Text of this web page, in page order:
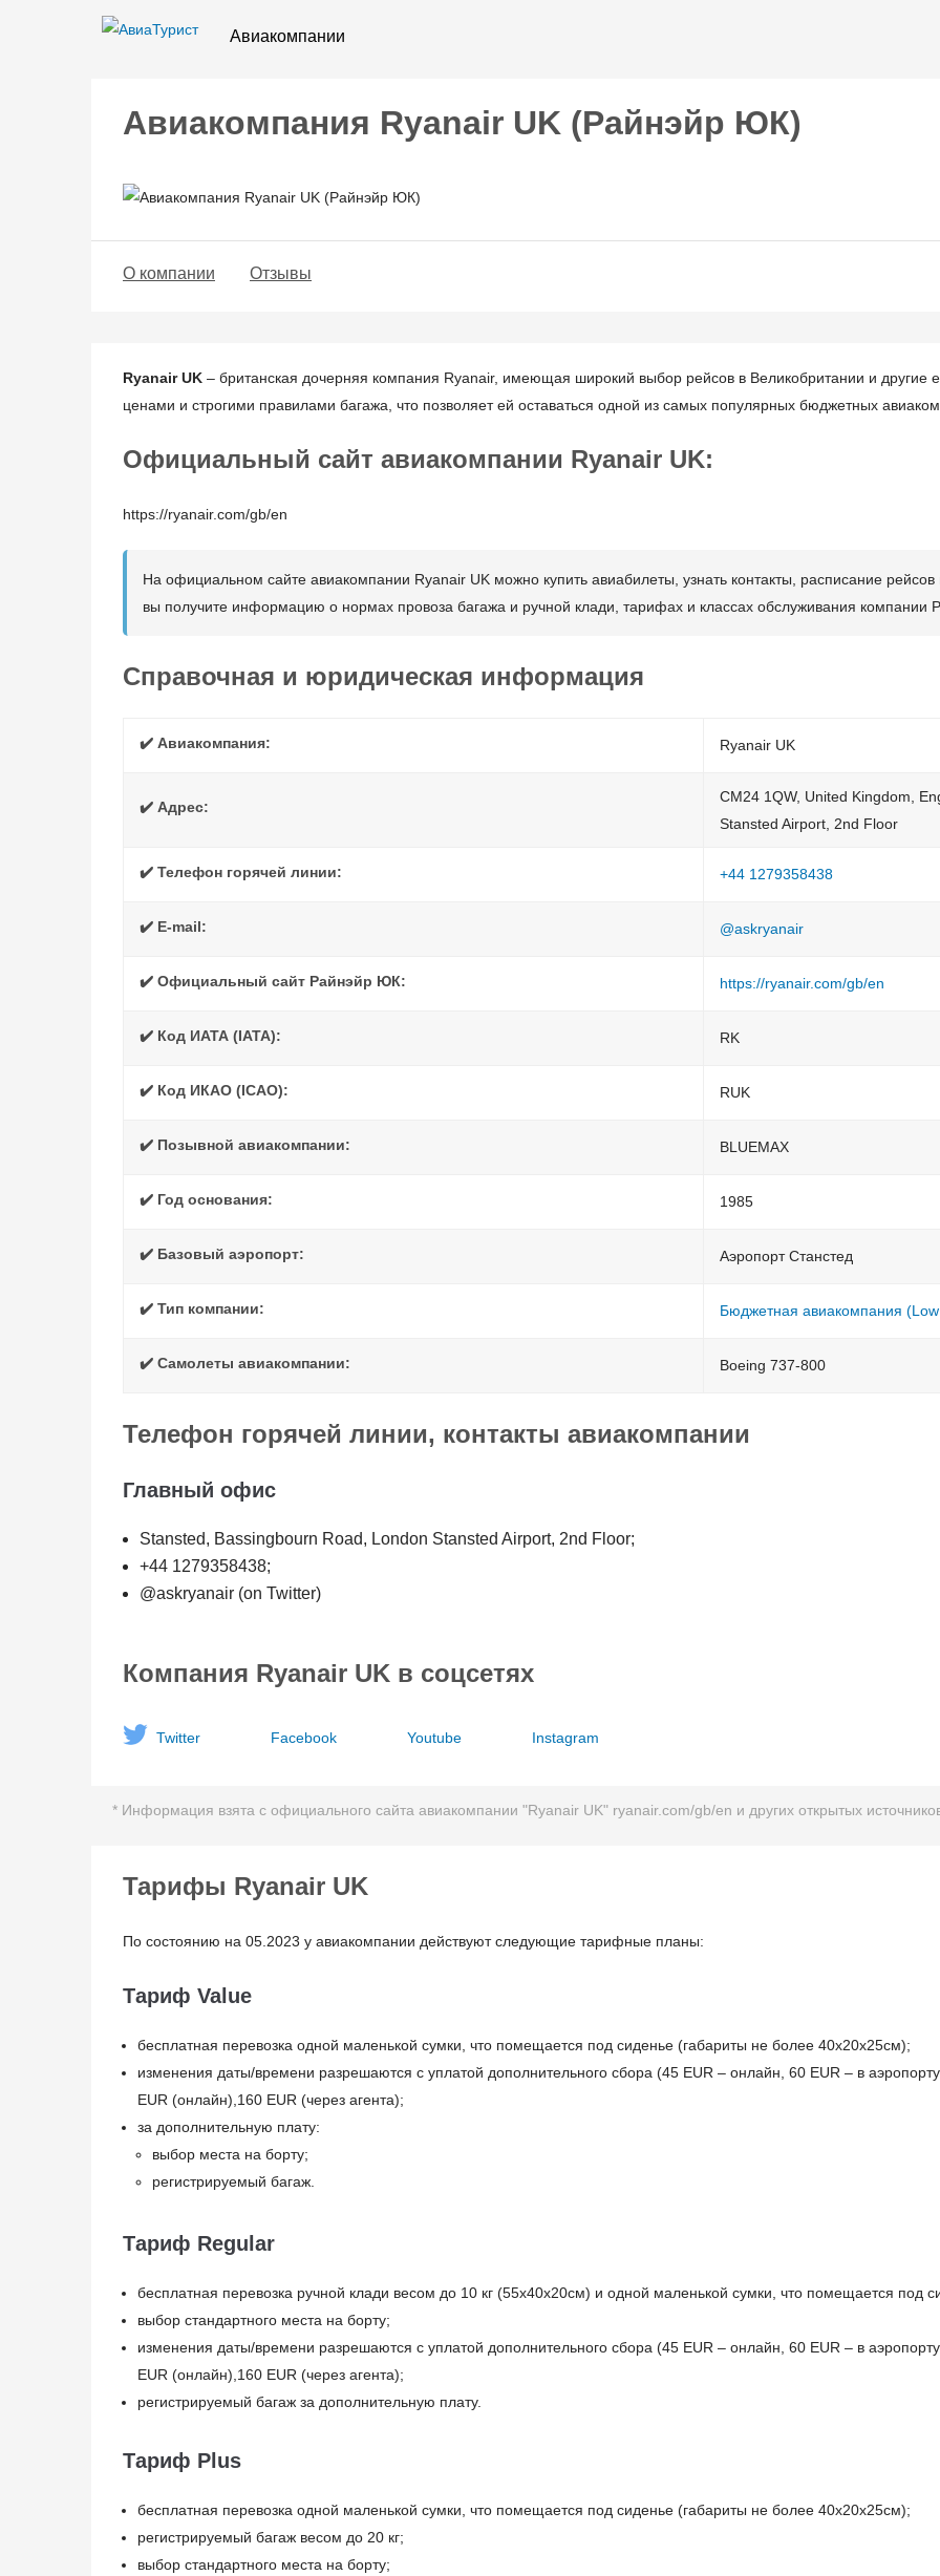
Авиакомпании
Авиакомпания Ryanair UK (Райнэйр ЮК)
О компании Отзывы
Ryanair UK – британская дочерняя компания Ryanair, имеющая широкий выбор рейсов в Великобритании и другие
ценами и строгими правилами багажа, что позволяет ей оставаться одной из самых популярных бюджетных
Официальный сайт авиакомпании Ryanair UK:
https://ryanair.com/gb/en
На официальном сайте авиакомпании Ryanair UK можно купить авиабилеты, узнать контакты, расписание
вы получите информацию о нормах провоза багажа и ручной клади, тарифах и классах обслуживания компании
Справочная и юридическая информация
✔️ Авиакомпания: Ryanair UK
✔️ Адрес:
CM24 1QW, United Kingdom,
Stansted Airport, 2nd Floor
✔️ Телефон горячей линии: +44 1279358438
✔️ E-mail: @askryanair
✔️ Официальный сайт Райнэйр ЮК: https://ryanair.com/gb/en
✔️ Код ИАТА (IATA): RK
✔️ Код ИКАО (ICAO): RUK
✔️ Позывной авиакомпании: BLUEMAX
✔️ Год основания: 1985
✔️ Базовый аэропорт: Аэропорт Станстед
✔️ Тип компании: Бюджетная авиакомпания
✔️ Самолеты авиакомпании: Boeing 737-800
Телефон горячей линии, контакты авиакомпании
Главный офис
Stansted, Bassingbourn Road, London Stansted Airport, 2nd Floor;
+44 1279358438;
@askryanair (on Twitter)
Компания Ryanair UK в соцсетях
Twitter Facebook Youtube Instagram
* Информация взята с официального сайта авиакомпании "Ryanair UK" ryanair.com/gb/en и других открытых
Тарифы Ryanair UK
По состоянию на 05.2023 у авиакомпании действуют следующие тарифные планы:
Тариф Value
бесплатная перевозка одной маленькой сумки, что помещается под сиденье (габариты не более 40x20x25см);
изменения даты/времени разрешаются с уплатой дополнительного сбора (45 EUR – онлайн, 60 EUR – в
EUR (онлайн),160 EUR (через агента);
за дополнительную плату:
выбор места на борту;
регистрируемый багаж.
Тариф Regular
бесплатная перевозка ручной клади весом до 10 кг (55x40x20см) и одной маленькой сумки, что помещается под
выбор стандартного места на борту;
изменения даты/времени разрешаются с уплатой дополнительного сбора (45 EUR – онлайн, 60 EUR – в
EUR (онлайн),160 EUR (через агента);
регистрируемый багаж за дополнительную плату.
Тариф Plus
бесплатная перевозка одной маленькой сумки, что помещается под сиденье (габариты не более 40x20x25см);
регистрируемый багаж весом до 20 кг;
выбор стандартного места на борту;